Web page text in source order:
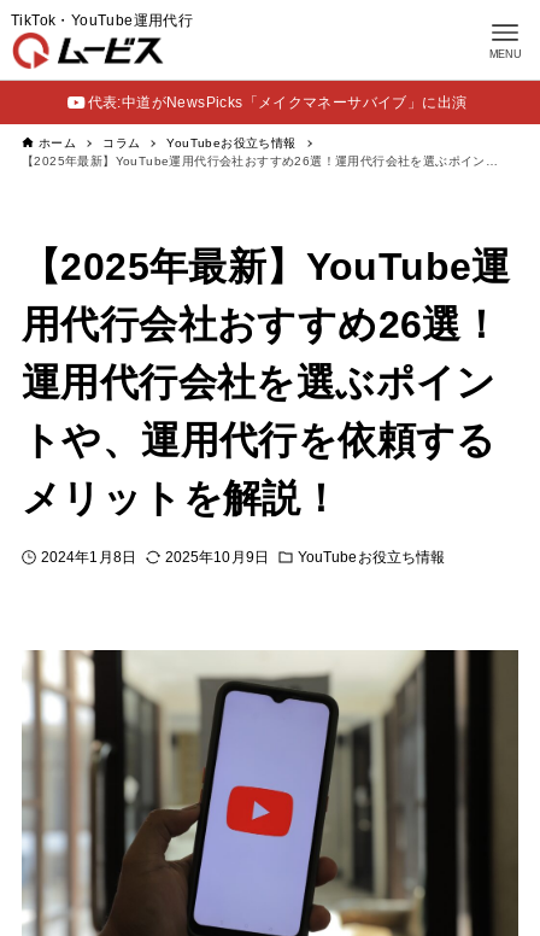
MENU
TikTok・YouTube運用代行
代表:中道がNewsPicks「メイクマネーサバイブ」に出演
ホーム コラム
YouTubeお役立ち情報
【2025年最新】YouTube運
用代行会社おすすめ26選！
運用代行会社を選ぶポイン
トや、運用代行を依頼する
メリットを解説！
2024年1月8日 2025年10月9日 YouTubeお役立ち情報